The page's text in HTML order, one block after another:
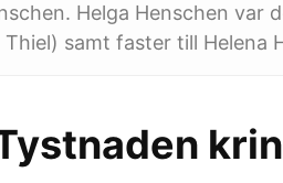
Helga Henschen var
samt faster till Helena